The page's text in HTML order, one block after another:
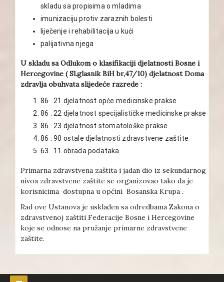
skladu sa propisima o mladima
imunizaciju protiv zaraznih bolesti
liječenje i rehabilitacija u kući
palijativna njega
U skladu sa Odlukom o klasifikaciji djelatnosti Bosne i
Hercegovine ( Sl.glasnik BiH br,47/10) djelatnost Doma
zdravlja obuhvata slijedeće razrede :
86 . 21 djelatnost opće medicinske prakse
86 . 22 djelatnost specijalističke medicinske prakse
86 . 23 djelatnost stomatološke prakse
86 . 90 ostale djelatnosti zdravstvene zaštite
63 . 11 obrada podataka
Primarna zdravstvena zaštita i jadan dio iz sekundarnog
nivoa zdravstvene zaštite se organizovao tako da je
korisnicima dostupna u općini Bosanska Krupa .
Rad ove Ustanova je usklađen sa odredbama Zakona o
zdravstvenoj zaštiti Federacije Bosne i Hercegovine
koje se odnose na pružanje primarne zdravstvene
zaštite.